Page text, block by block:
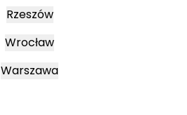
Rzeszów
Wrocław
Warszawa